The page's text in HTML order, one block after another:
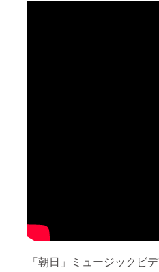
「朝日」ミュージックビデ